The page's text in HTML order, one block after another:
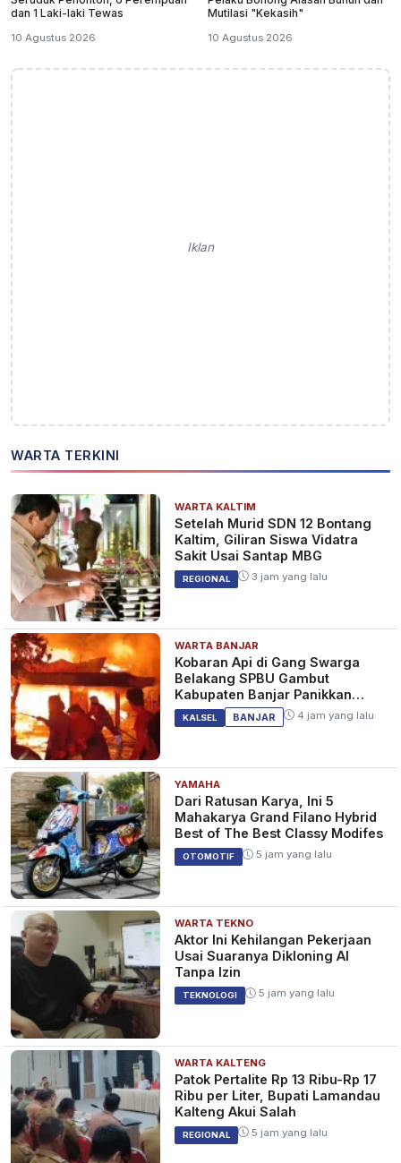
dan 1 Laki-laki Tewas
10 Agustus 2026
Mutilasi "Kekasih"
10 Agustus 2026
Iklan
WARTA TERKINI
WARTA KALTIM
Setelah Murid SDN 12 Bontang
Kaltim, Giliran Siswa Vidatra
Sakit Usai Santap MBG
REGIONAL 3 jam yang lalu
WARTA BANJAR
Kobaran Api di Gang Swarga
Belakang SPBU Gambut
Kabupaten Banjar Panikkan
Warga
KALSEL BANJAR 4 jam yang lalu
YAMAHA
Dari Ratusan Karya, Ini 5
Mahakarya Grand Filano Hybrid
Best of The Best Classy Modifes
OTOMOTIF 5 jam yang lalu
WARTA TEKNO
Aktor Ini Kehilangan Pekerjaan
Usai Suaranya Dikloning AI
Tanpa Izin
TEKNOLOGI 5 jam yang lalu
WARTA KALTENG
Patok Pertalite Rp 13 Ribu-Rp 17
Ribu per Liter, Bupati Lamandau
Kalteng Akui Salah
REGIONAL 5 jam yang lalu